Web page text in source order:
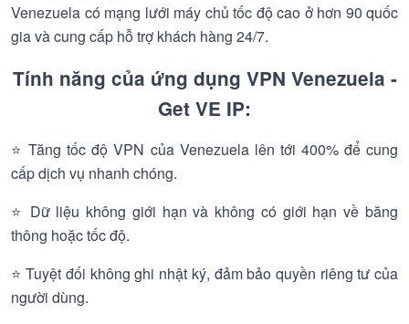
Venezuela có mạng lưới máy chủ tốc độ cao ở hơn 90 quốc
gia và cung cấp hỗ trợ khách hàng 24/7.
Tính năng của ứng dụng VPN Venezuela -
Get VE IP:
⭐ Tăng tốc độ VPN của Venezuela lên tới 400% để cung
cấp dịch vụ nhanh chóng.
⭐ Dữ liệu không giới hạn và không có giới hạn về băng
thông hoặc tốc độ.
⭐ Tuyệt đối không ghi nhật ký, đảm bảo quyền riêng tư của
người dùng.